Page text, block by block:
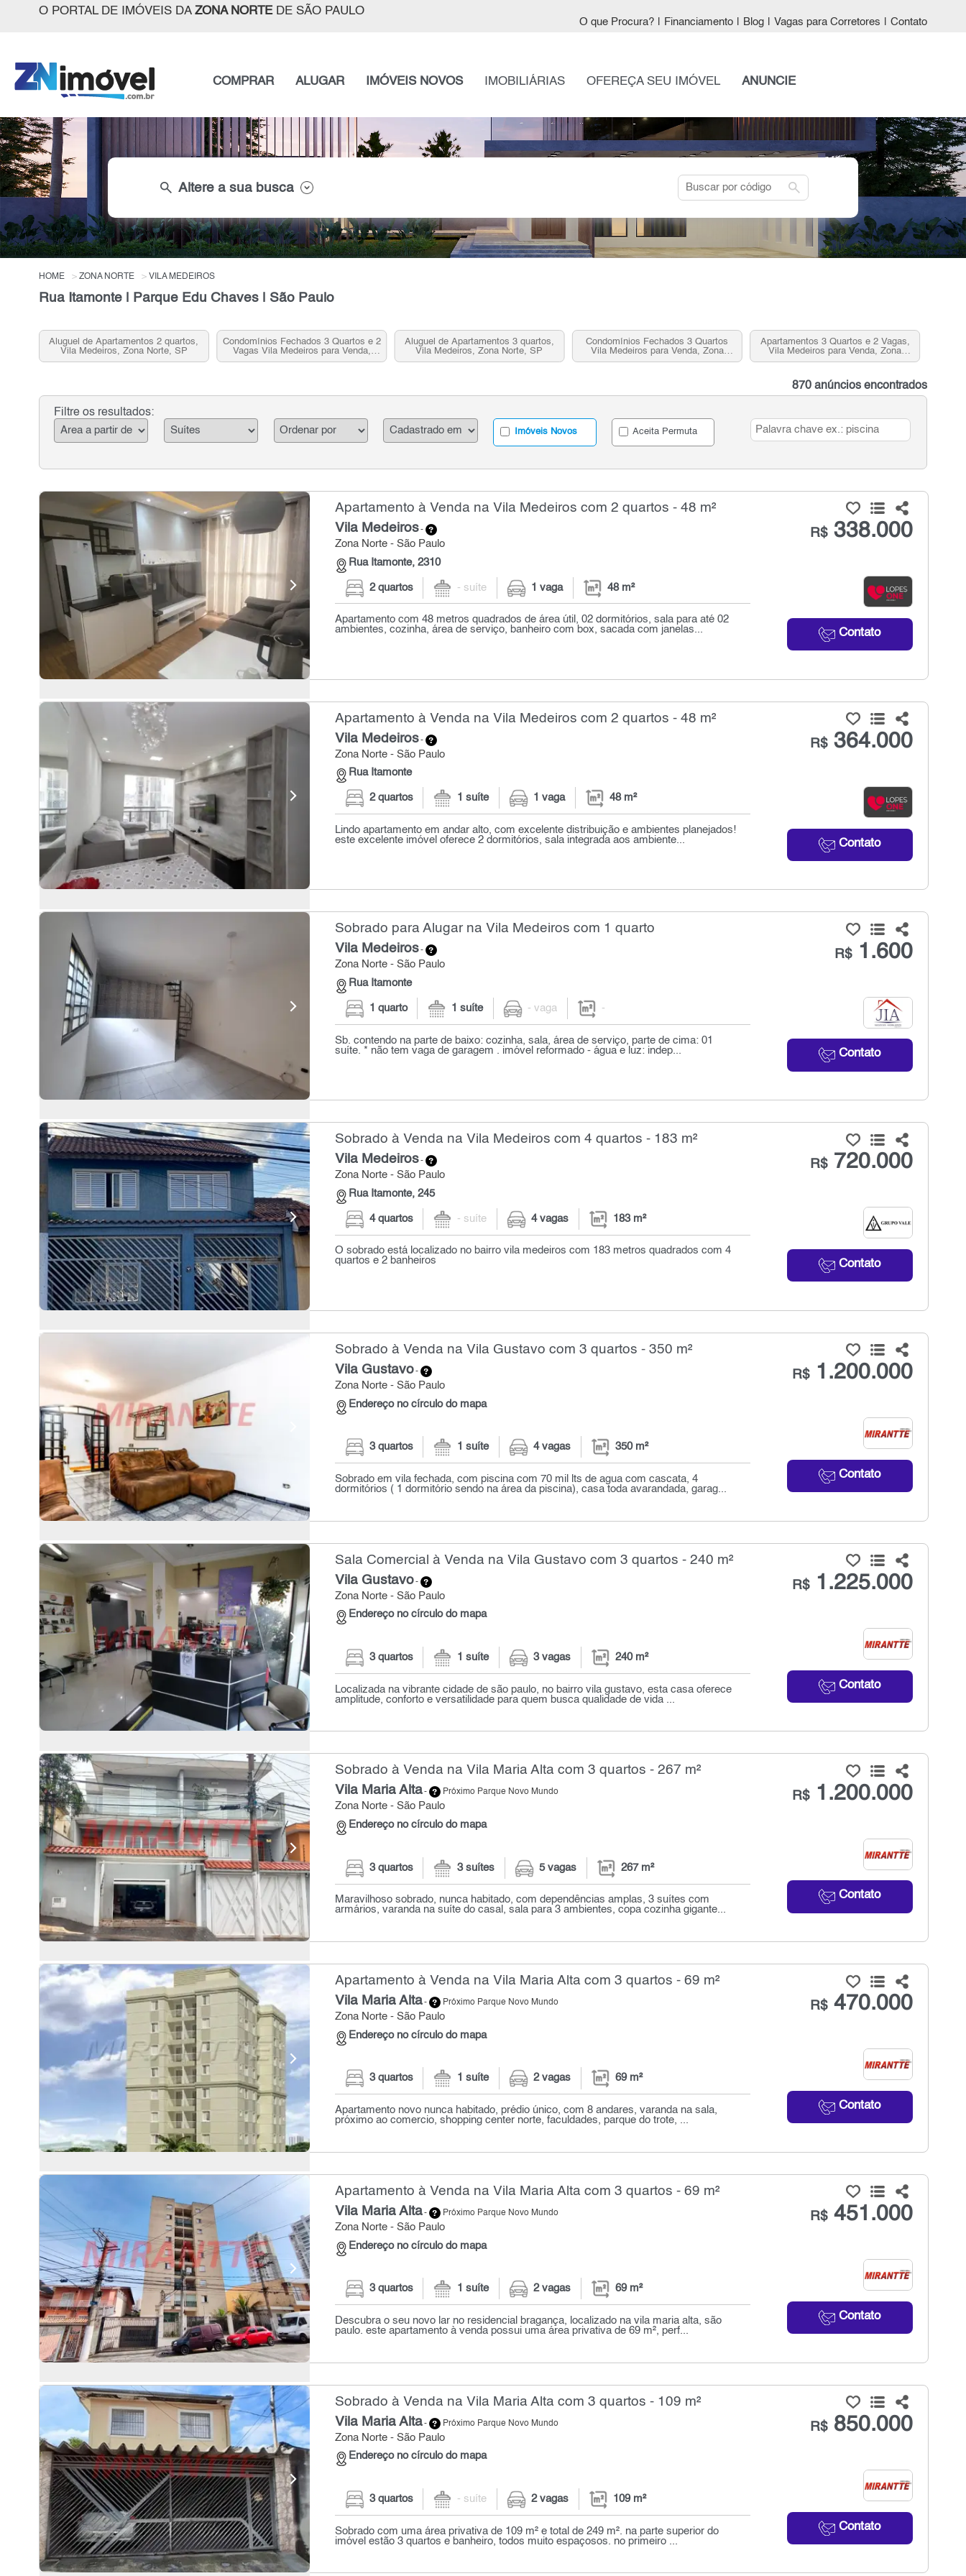
O PORTAL DE IMÓVEIS DA ZONA NORTEDE SÃO PAULO
O que Procura? Financiamento Blog Vagas para Corretores Contato
COMPRAR ALUGAR IMÓVEIS NOVOS IMOBILIÁRIAS OFEREÇA SEU IMÓVEL ANUNCIE
search Altere a sua busca search
HOME ZONA NORTE VILA MEDEIROS
Rua Itamonte | Parque Edu Chaves | São Paulo
Aluguel de Apartamentos 2 quartos,
Vila Medeiros, Zona Norte, SP
Condomínios Fechados 3 Quartos e 2
Vagas Vila Medeiros para Venda,
Zona Norte, SP
Aluguel de Apartamentos 3 quartos,
Vila Medeiros, Zona Norte, SP
Condomínios Fechados 3 Quartos
Vila Medeiros para Venda, Zona
Norte, SP
Apartamentos 3 Quartos e 2 Vagas,
Vila Medeiros para Venda, Zona
Norte, SP
870 anúncios encontrados
Filtre os resultados:
Imóveis Novos Aceita Permuta
Apartamento à Venda na Vila Medeiros com 2 quartos - 48 m²
Vila Medeiros-
Zona Norte - São Paulo
Rua Itamonte, 2310
R$338.000
Contato
2 quartos - suíte 1 vaga 48 m²
Apartamento com 48 metros quadrados de área útil, 02 dormitórios, sala para até 02
ambientes, cozinha, área de serviço, banheiro com box, sacada com janelas...
Apartamento à Venda na Vila Medeiros com 2 quartos - 48 m²
Vila Medeiros-
Zona Norte - São Paulo
Rua Itamonte
R$364.000
Contato
2 quartos 1 suíte 1 vaga 48 m²
Lindo apartamento em andar alto, com excelente distribuição e ambientes planejados!
este excelente imóvel oferece 2 dormitórios, sala integrada aos ambiente...
Sobrado para Alugar na Vila Medeiros com 1 quarto
Vila Medeiros-
Zona Norte - São Paulo
Rua Itamonte
R$1.600
Contato
1 quarto 1 suíte - vaga -
Sb. contendo na parte de baixo: cozinha, sala, área de serviço, parte de cima: 01
suíte. * não tem vaga de garagem . imóvel reformado - água e luz: indep...
Sobrado à Venda na Vila Medeiros com 4 quartos - 183 m²
Vila Medeiros-
Zona Norte - São Paulo
Rua Itamonte, 245
R$720.000
Contato
4 quartos - suíte 4 vagas 183 m²
O sobrado está localizado no bairro vila medeiros com 183 metros quadrados com 4
quartos e 2 banheiros
Sobrado à Venda na Vila Gustavo com 3 quartos - 350 m²
Vila Gustavo-
Zona Norte - São Paulo
Endereço no círculo do mapa
R$1.200.000
Contato
3 quartos 1 suíte 4 vagas 350 m²
Sobrado em vila fechada, com piscina com 70 mil lts de agua com cascata, 4
dormitórios ( 1 dormitório sendo na área da piscina), casa toda avarandada, garag...
Sala Comercial à Venda na Vila Gustavo com 3 quartos - 240 m²
Vila Gustavo-
Zona Norte - São Paulo
Endereço no círculo do mapa
R$1.225.000
Contato
3 quartos 1 suíte 3 vagas 240 m²
Localizada na vibrante cidade de são paulo, no bairro vila gustavo, esta casa oferece
amplitude, conforto e versatilidade para quem busca qualidade de vida ...
Sobrado à Venda na Vila Maria Alta com 3 quartos - 267 m²
Vila Maria Alta- Próximo Parque Novo Mundo
Zona Norte - São Paulo
Endereço no círculo do mapa
R$1.200.000
Contato
3 quartos 3 suítes 5 vagas 267 m²
Maravilhoso sobrado, nunca habitado, com dependências amplas, 3 suítes com
armários, varanda na suíte do casal, sala para 3 ambientes, copa cozinha gigante...
Apartamento à Venda na Vila Maria Alta com 3 quartos - 69 m²
Vila Maria Alta- Próximo Parque Novo Mundo
Zona Norte - São Paulo
Endereço no círculo do mapa
R$470.000
Contato
3 quartos 1 suíte 2 vagas 69 m²
Apartamento novo nunca habitado, prédio único, com 8 andares, varanda na sala,
próximo ao comercio, shopping center norte, faculdades, parque do trote, ...
Apartamento à Venda na Vila Maria Alta com 3 quartos - 69 m²
Vila Maria Alta- Próximo Parque Novo Mundo
Zona Norte - São Paulo
Endereço no círculo do mapa
R$451.000
Contato
3 quartos 1 suíte 2 vagas 69 m²
Descubra o seu novo lar no residencial bragança, localizado na vila maria alta, são
paulo. este apartamento à venda possui uma área privativa de 69 m², perf...
Sobrado à Venda na Vila Maria Alta com 3 quartos - 109 m²
Vila Maria Alta- Próximo Parque Novo Mundo
Zona Norte - São Paulo
Endereço no círculo do mapa
R$850.000
Contato
3 quartos - suíte 2 vagas 109 m²
Sobrado com uma área privativa de 109 m² e total de 249 m². na parte superior do
imóvel estão 3 quartos e banheiro, todos muito espaçosos. no primeiro ...